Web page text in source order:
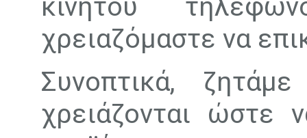
χρειαζόμαστε να
Συνοπτικά,
χρειάζονται ώστε